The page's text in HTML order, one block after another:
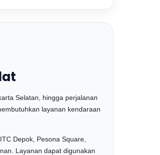
Selatan, hingga perjalanan
layanan kendaraan
Depok, Pesona Square,
Layanan dapat digunakan